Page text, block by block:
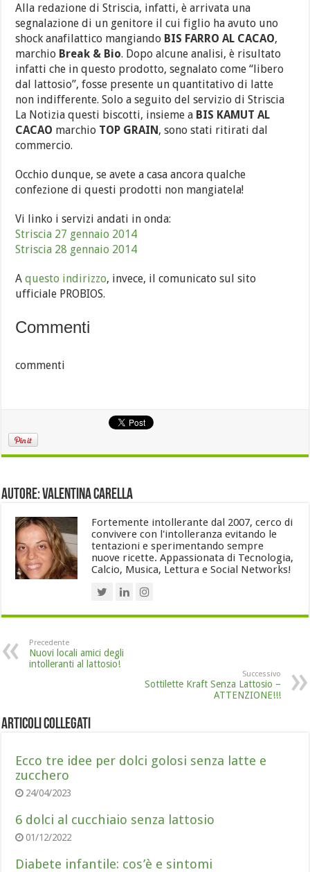
Alla redazione di Striscia, infatti, è arrivata una
segnalazione di un genitore il cui figlio ha avuto uno
shock anafilattico mangiando BIS FARRO AL CACAO,
marchio Break & Bio. Dopo alcune analisi, è risultato
infatti che in questo prodotto, segnalato come “libero
dal lattosio”, fosse presente un quantitativo di latte
non indifferente. Solo a seguito del servizio di Striscia
La Notizia questi biscotti, insieme a BIS KAMUT AL
CACAO marchio TOP GRAIN, sono stati ritirati dal
commercio.
Occhio dunque, se avete a casa ancora qualche
confezione di questi prodotti non mangiatela!
Vi linko i servizi andati in onda:
Striscia 27 gennaio 2014
Striscia 28 gennaio 2014
Aquesto indirizzo, invece, il comunicato sul sito
ufficiale PROBIOS.
Commenti
commenti
Autore: Valentina Carella
Fortemente intollerante dal 2007, cerco di
convivere con l'intolleranza evitando le
tentazioni e sperimentando sempre
nuove ricette. Appassionata di Tecnologia,
Calcio, Musica, Lettura e Social Networks!
Precedente
Nuovi locali amici degli
intolleranti al lattosio!
Successivo
Sottilette Kraft Senza Lattosio –
ATTENZIONE!!!
Articoli collegati
Ecco tre idee per dolci golosi senza latte e
zucchero
24/04/2023
6 dolci al cucchiaio senza lattosio
01/12/2022
Diabete infantile: cos’è e sintomi